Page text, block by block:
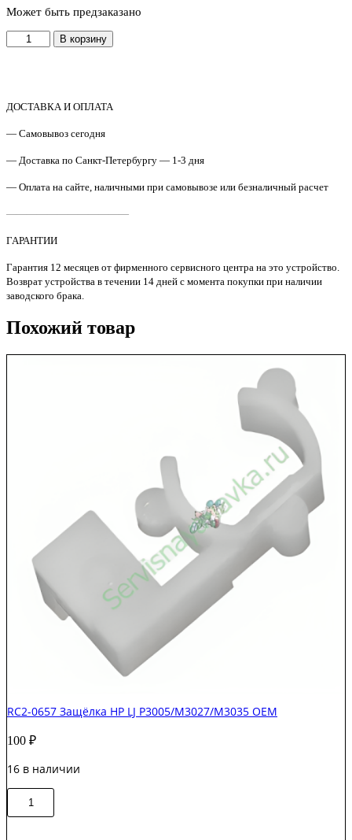
Может быть предзаказано
Количество
товара
лотка
LJ
Original
В корзину
ДОСТАВКА И ОПЛАТА
— Самовывоз сегодня
— Доставка по Санкт-Петербургу — 1-3 дня
— Оплата на сайте, наличными при самовывозе или безналичный расчет
————————————
ГАРАНТИИ
Гарантия 12 месяцев от фирменного сервисного центра на это устройство.
Возврат устройства в течении 14 дней с момента покупки при наличии
заводского брака.
Похожий товар
RC2-0657 Защёлка HP LJ P3005/M3027/M3035 OEM
100 ₽
16 в наличии
Количество
товара